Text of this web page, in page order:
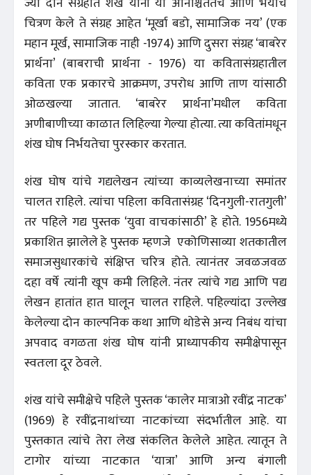
चित्रण केले ते संग्रह आहेत ‘मूर्खा बडो, सामाजिक नय’ (एक
महान मूर्ख, सामाजिक नाही -1974) आणि दुसरा संग्रह ‘बाबरेर
प्रार्थना’ (बाबराची प्रार्थना - 1976) या कवितासंग्रहातील
कविता एक प्रकारचे आक्रमण, उपरोध आणि ताण यांसाठी
ओळखल्या जातात. ‘बाबरेर प्रार्थना’मधील कविता
अणीबाणीच्या काळात लिहिल्या गेल्या होत्या. त्या कवितांमधून
शंख घोष निर्भयतेचा पुरस्कार करतात.
शंख घोष यांचे गद्यलेखन त्यांच्या काव्यलेखनाच्या समांतर
चालत राहिले. त्यांचा पहिला कवितासंग्रह ‘दिनगुली-रातगुली’
तर पहिले गद्य पुस्तक ‘युवा वाचकांसाठी’ हे होते. 1956मध्ये
प्रकाशित झालेले हे पुस्तक म्हणजे एकोणिसाव्या शतकातील
समाजसुधारकांचे संक्षिप्त चरित्र होते. त्यानंतर जवळजवळ
दहा वर्षे त्यांनी खूप कमी लिहिले. नंतर त्यांचे गद्य आणि पद्य
लेखन हातांत हात घालून चालत राहिले. पहिल्यांदा उल्लेख
केलेल्या दोन काल्पनिक कथा आणि थोडेसे अन्य निबंध यांचा
अपवाद वगळता शंख घोष यांनी प्राध्यापकीय समीक्षेपासून
स्वतःला दूर ठेवले.
शंख यांचे समीक्षेचे पहिले पुस्तक ‘कालेर मात्राओ रवींद्र नाटक’
(1969) हे रवींद्रनाथांच्या नाटकांच्या संदर्भातील आहे. या
पुस्तकात त्यांचे तेरा लेख संकलित केलेले आहेत. त्यातून ते
टागोर यांच्या नाटकात ‘यात्रा’ आणि अन्य बंगाली